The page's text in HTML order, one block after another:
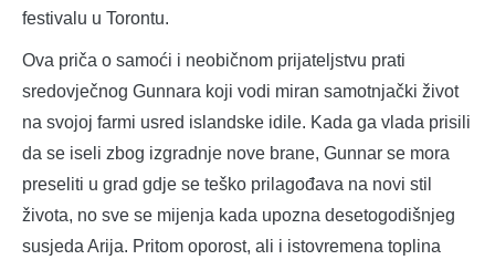
festivalu u Torontu.
Ova priča o samoći i neobičnom prijateljstvu prati
sredovječnog Gunnara koji vodi miran samotnjački život
na svojoj farmi usred islandske idile. Kada ga vlada prisili
da se iseli zbog izgradnje nove brane, Gunnar se mora
preseliti u grad gdje se teško prilagođava na novi stil
života, no sve se mijenja kada upozna desetogodišnjeg
susjeda Arija. Pritom oporost, ali i istovremena toplina